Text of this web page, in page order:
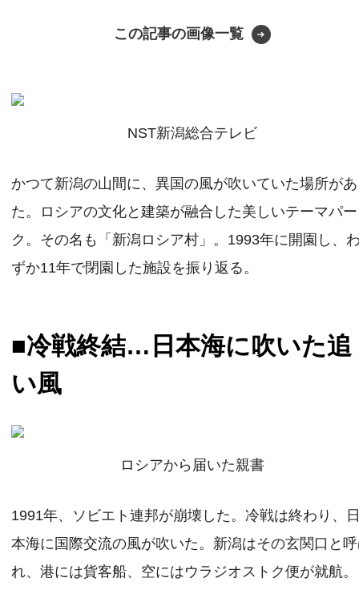
この記事の画像一覧
NST新潟総合テレビ
かつて新潟の山間に、異国の風が吹いていた場所が
た。ロシアの文化と建築が融合した美しいテーマパー
ク。その名も「新潟ロシア村」。1993年に開園し、
ずか11年で閉園した施設を振り返る。
■冷戦終結…日本海に吹いた追
い風
ロシアから届いた親書
1991年、ソビエト連邦が崩壊した。冷戦は終わり、
本海に国際交流の風が吹いた。新潟はその玄関口と
れ、港には貨客船、空にはウラジオストク便が就航。